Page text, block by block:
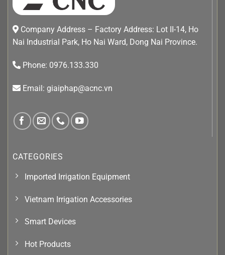
Company Address – Factory Address: Lot II-14, Ho
Nai Industrial Park, Ho Nai Ward, Dong Nai Province.
Phone: 0976.133.330
Email: giaiphap@acnc.vn
CATEGORIES
Imported Irrigation Equipment
Vietnam Irrigation Accessories
Smart Devices
Hot Products